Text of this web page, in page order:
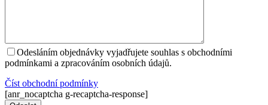
Odesláním objednávky vyjadřujete souhlas s obchodními
podmínkami a zpracováním osobních údajů.
Číst оbchodní podmínky
[anr_nocaptcha g-recaptcha-response]